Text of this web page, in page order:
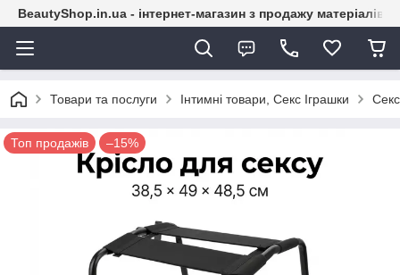
BeautyShop.in.ua - інтернет-магазин з продажу матеріалів
Товари та послуги Інтимні товари, Секс Іграшки
Топ продажів –15%